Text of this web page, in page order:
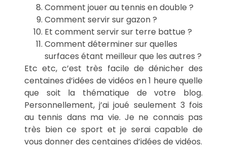
Comment jouer au tennis en double ?
Comment servir sur gazon ?
Et comment servir sur terre battue ?
Comment déterminer sur quelles
surfaces étant meilleur que les autres ?
Etc etc, c’est très facile de dénicher des
centaines d’idées de vidéos en 1 heure quelle
que soit la thématique de votre blog.
Personnellement, j’ai joué seulement 3 fois
au tennis dans ma vie. Je ne connais pas
très bien ce sport et je serai capable de
vous donner des centaines d’idées de vidéos.